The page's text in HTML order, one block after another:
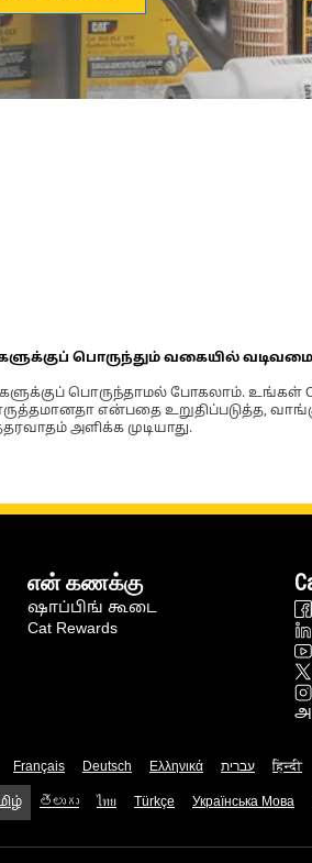
பொருந்தும் வகையில்
பொருந்தாமல் போகலாம். உங்கள்
என்பதை உறுதிப்படுத்த,
அளிக்க முடியாது.
என் கணக்கு
ஷாப்பிங் கூடை
Cat Rewards
Français Deutsch Ελληνικά עברית हिन्दी
తెలుగు ไทย Türkçe Українська Мова